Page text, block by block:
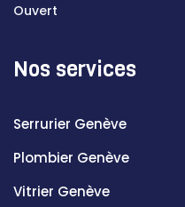
Ouvert
Nos services
Serrurier Genève
Plombier Genève
Vitrier Genève